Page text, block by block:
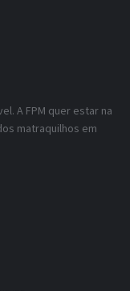
A FPM quer estar na
matraquilhos em